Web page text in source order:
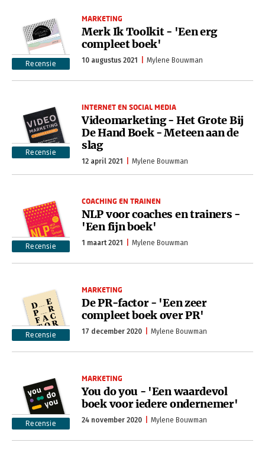
Recensie
MARKETING
Merk Ik Toolkit - 'Een erg
compleet boek'
10 augustus 2021 Mylene Bouwman
Recensie
INTERNET EN SOCIAL MEDIA
Videomarketing - Het Grote Bij
De Hand Boek - Meteen aan de
slag
12 april 2021 Mylene Bouwman
Recensie
COACHING EN TRAINEN
NLP voor coaches en trainers -
'Een fijn boek'
1 maart 2021 Mylene Bouwman
Recensie
MARKETING
De PR-factor - 'Een zeer
compleet boek over PR'
17 december 2020 Mylene Bouwman
Recensie
MARKETING
You do you - 'Een waardevol
boek voor iedere ondernemer'
24 november 2020 Mylene Bouwman